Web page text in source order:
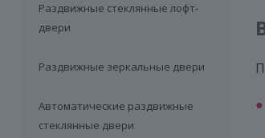
Раздвижные стеклянные лофт-
двери
Раздвижные зеркальные двери
Автоматические раздвижные
стеклянные двери